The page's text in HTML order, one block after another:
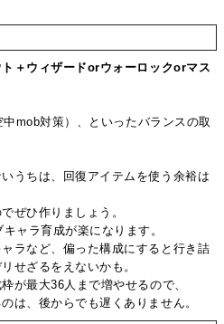
＋ウィザードorウォーロックorマス
mob対策）、といったバランスの取
うちは、回復アイテムを使う余裕は
ぜひ作りましょう。
ャラ育成が楽になります。
ラなど、偏った構成にすると行き詰
せざるをえないかも。
が最大36人まで増やせるので、
は、後からでも遅くありません。